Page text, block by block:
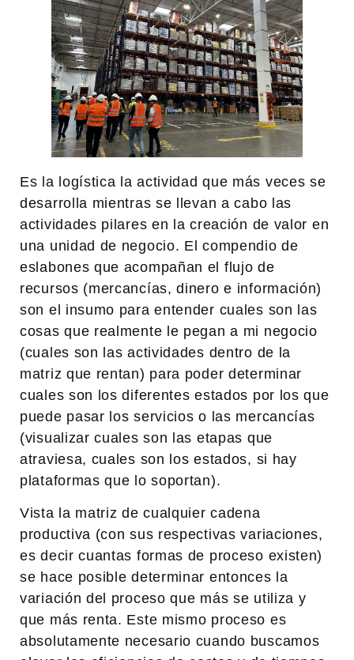
Es la logística la actividad que más veces se
desarrolla mientras se llevan a cabo las
actividades pilares en la creación de valor en
una unidad de negocio. El compendio de
eslabones que acompañan el flujo de
recursos (mercancías, dinero e información)
son el insumo para entender cuales son las
cosas que realmente le pegan a mi negocio
(cuales son las actividades dentro de la
matriz que rentan) para poder determinar
cuales son los diferentes estados por los que
puede pasar los servicios o las mercancías
(visualizar cuales son las etapas que
atraviesa, cuales son los estados, si hay
plataformas que lo soportan).
Vista la matriz de cualquier cadena
productiva (con sus respectivas variaciones,
es decir cuantas formas de proceso existen)
se hace posible determinar entonces la
variación del proceso que más se utiliza y
que más renta. Este mismo proceso es
absolutamente necesario cuando buscamos